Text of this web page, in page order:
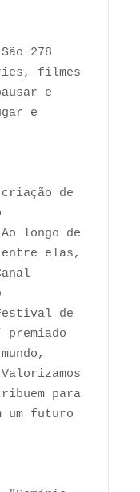
278
filmes
e
e
de
longo de
entre elas,
de
premiado
para
um futuro